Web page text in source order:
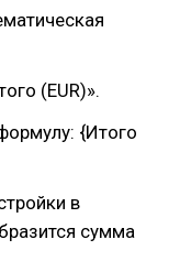
(EUR)».
{Итого
в
сумма